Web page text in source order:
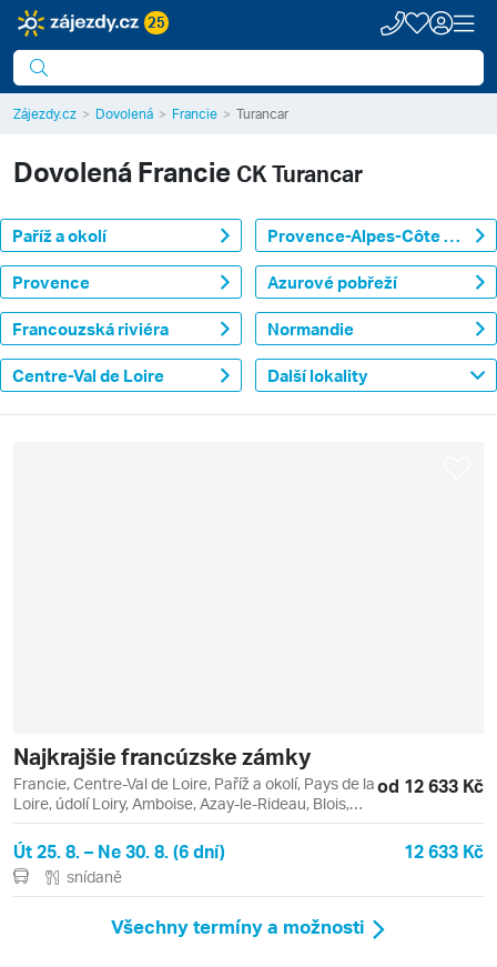
25
Zájezdy.cz Dovolená Francie Turancar
Dovolená Francie CK Turancar
Paříž a okolí Provence-Alpes-Côte d'Azur
Provence Azurové pobřeží
Francouzská riviéra Normandie
Centre-Val de Loire Další lokality
Najkrajšie francúzske zámky
Francie, Centre-Val de Loire, Paříž a okolí, Pays de la
Loire, údolí Loiry, Amboise, Azay-le-Rideau, Blois,
Chambord, Chenonceau, Cheverny, Versailles,
Villandry
od 12 633 Kč
Út 25. 8. – Ne 30. 8. (6 dní) 12 633 Kč
snídaně
Všechny termíny a možnosti